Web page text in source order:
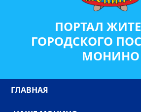
ПОРТАЛ
ГОРОДСКОГО
МОНИНО
ГЛАВНАЯ